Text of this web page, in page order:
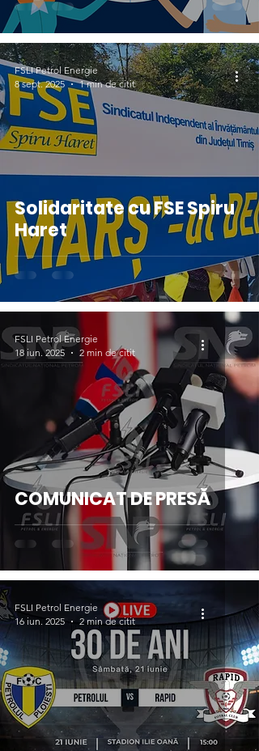
Solidaritate cu FSE Spiru
Haret
FSLI Petrol Energie
8 sept. 2025
1 min de citit
COMUNICAT DE PRESĂ
FSLI Petrol Energie
18 iun. 2025
2 min de citit
FSLI Petrol Energie
16 iun. 2025
2 min de citit